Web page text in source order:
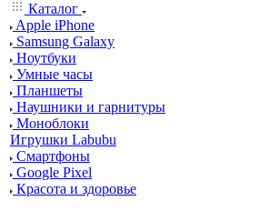
Каталог
Apple iPhone
Samsung Galaxy
Ноутбуки
Умные часы
Планшеты
Наушники и гарнитуры
Моноблоки
Игрушки Labubu
Смартфоны
Google Pixel
Красота и здоровье